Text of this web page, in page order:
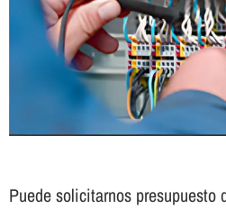
Puede solicitarnos presupuesto